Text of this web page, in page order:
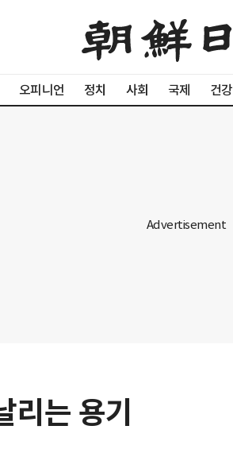
오피니언 정치 사회 국제 건강
는 용기